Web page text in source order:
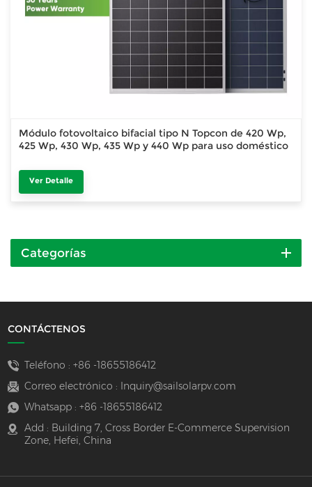
Módulo fotovoltaico bifacial tipo N Topcon de 420 Wp,
425 Wp, 430 Wp, 435 Wp y 440 Wp para uso doméstico
Ver Detalle
Categorías
CONTÁCTENOS
Teléfono : +86 -18655186412
Correo electrónico :
Inquiry@sailsolarpv.com
Whatsapp : +86 -18655186412
Add : Building 7, Cross Border E-Commerce Supervision
Zone, Hefei, China